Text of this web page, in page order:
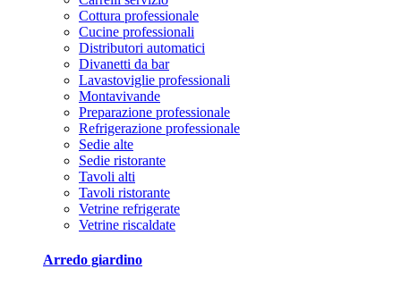
Cottura professionale
Cucine professionali
Distributori automatici
Divanetti da bar
Lavastoviglie professionali
Montavivande
Preparazione professionale
Refrigerazione professionale
Sedie alte
Sedie ristorante
Tavoli alti
Tavoli ristorante
Vetrine refrigerate
Vetrine riscaldate
Arredo giardino